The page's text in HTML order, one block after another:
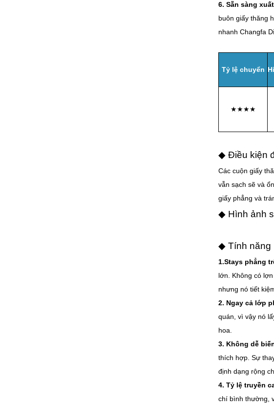
6. Sẵn sàng
buôn giấy thăng
nhanh Changfa
Tỷ lệ chuyển
★★★★
◆ Điều kiện
Các cuộn giấy
vẫn sạch sẽ và
giấy phẳng và
◆ Hình ảnh
◆ Tính năng
1.Stays phẳng
lớn. Không có
nhưng nó tiết
2. Ngay cả lớp
quán, vì vậy nó
hoa.
3. Không dễ
thích hợp. Sự
định dạng rộng
4. Tỷ lệ truyền
chí bình thường,